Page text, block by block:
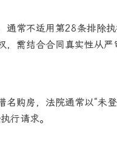
通常不适用第28条排除
，需结合合同真实性从严
名购房，法院通常以“未
行请求。